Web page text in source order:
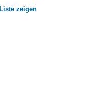
Liste zeigen